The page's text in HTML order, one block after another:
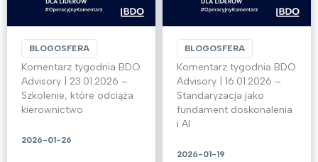
BLOGOSFERA
Komentarz tygodnia BDO
Advisory | 23.01.2026 –
Szkolenie, które odciąża
kierownictwo
2026-01-26
BLOGOSFERA
Komentarz tygodnia BDO
Advisory | 16.01.2026 –
Standaryzacja jako
fundament doskonalenia
i AI
2026-01-19